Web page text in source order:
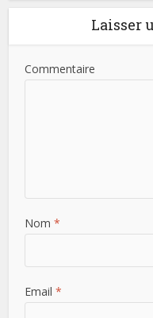
Laisser
Commentaire
Nom *
Email *